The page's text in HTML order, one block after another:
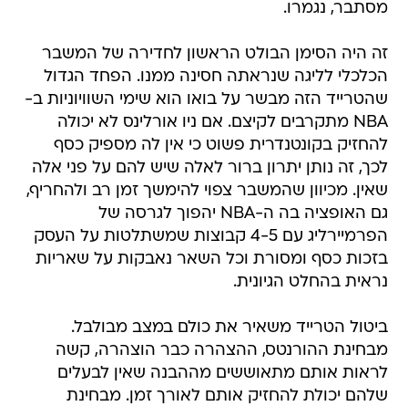
מסתבר, נגמרו.
זה היה הסימן הבולט הראשון לחדירה של המשבר
הכלכלי לליגה שנראתה חסינה ממנו. הפחד הגדול
שהטרייד הזה מבשר על בואו הוא שימי השוויוניות ב-
NBA מתקרבים לקיצם. אם ניו אורלינס לא יכולה
להחזיק בקונטנדרית פשוט כי אין לה מספיק כסף
לכך, זה נותן יתרון ברור לאלה שיש להם על פני אלה
שאין. מכיוון שהמשבר צפוי להימשך זמן רב ולהחריף,
גם האופציה בה ה-NBA יהפוך לגרסה של
הפרמיירליג עם 4-5 קבוצות שמשתלטות על העסק
בזכות כסף ומסורת וכל השאר נאבקות על שאריות
נראית בהחלט הגיונית.
ביטול הטרייד משאיר את כולם במצב מבולבל.
מבחינת ההורנטס, ההצהרה כבר הוצהרה, קשה
לראות אותם מתאוששים מההבנה שאין לבעלים
שלהם יכולת להחזיק אותם לאורך זמן. מבחינת